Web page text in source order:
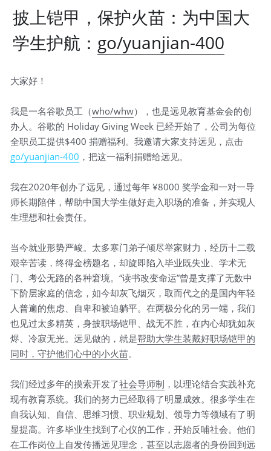
志愿者
披上铠甲，保护火苗：为中国大
学生护航： go/yuanjian-400
大家好！
我是一名谷歌员工（who/whw），也是远见教育基金会的创
办人。谷歌的 Holiday Giving Week 已经开始了，公司为每位
全职员工提供$400 捐赠福利。我邀请大家支持远见，点击
go/yuanjian-400 ， 把这一福利捐赠给远见。
我在2020年创办了远见，通过每年 ¥8000 奖学金和一对一导
师长期陪伴，帮助中国大学生做好走入职场的准备，并实现人
生理想和社会责任。
当今就业形势严峻。太多寒门弟子倾尽举家财力，经历十二载
艰辛苦读，终得金榜题名，却旋即陷入毕业既失业、学术无
门、考公无路的各种窘境。“读书改变命运”曾是支撑了无数中
下阶层家庭的信念，如今却灰飞烟灭，取而代之的是国内年轻
人普遍的焦虑、自卑和被迫躺平。在两极分化的另一端，我们
也见过太多精英，身披职场铠甲、战无不胜，在内心却犹如灰
烬、冷寂无光。远见做的，就是帮助大学生装戴好职场铠甲的
同时，守护他们心中的小火苗。
我们经过多年的摸索开发了社会导师制 ，以理论结合实践补充
现有教育系统。我们的努力已经取得了明显成效。很多学生在
自我认知、自信、思维习惯、职业规划、领导力等领域有了明
显提高。许多毕业生找到了心仪的工作，开始反哺社会。他们
在工作岗位上自发传播远见理念，甚至以志愿者的身份回到远